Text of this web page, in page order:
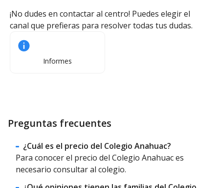
¡No dudes en contactar al centro! Puedes elegir el
canal que prefieras para resolver todas tus dudas.
Informes
Preguntas frecuentes
¿Cuál es el precio del Colegio Anahuac?
Para conocer el precio del Colegio Anahuac es
necesario consultar al colegio.